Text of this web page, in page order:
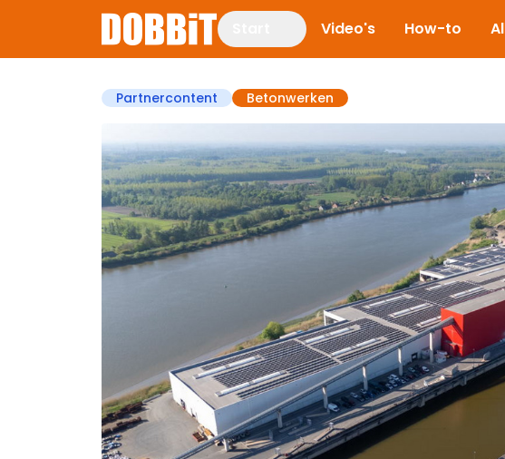
Video's How-to
Partnercontent Betonwerken